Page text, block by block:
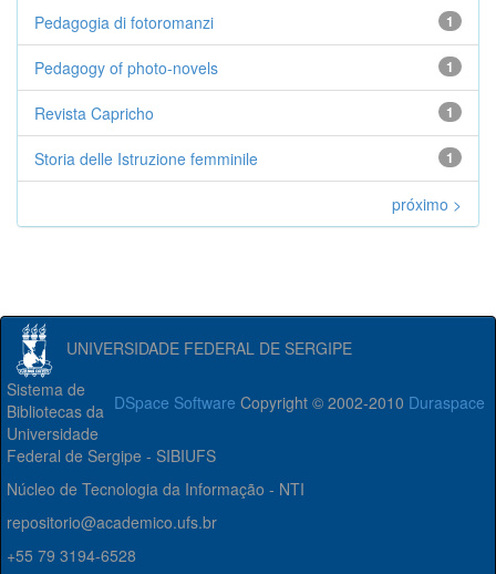
1
Pedagogia di fotoromanzi
1
Pedagogy of photo-novels
1
Revista Capricho
1
Storia delle Istruzione femminile
próximo >
UNIVERSIDADE FEDERAL DE SERGIPE
DSpace Software Copyright © 2002-2010 Duraspace
Sistema de
Bibliotecas da
Universidade
Federal de Sergipe - SIBIUFS
Núcleo de Tecnologia da Informação - NTI
repositorio@academico.ufs.br
+55 79 3194-6528